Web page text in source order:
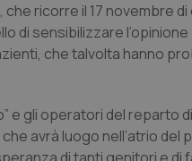
ricorre il 17 novembre
di sensibilizzare
che talvolta hanno
e gli operatori del
avrà luogo nell’atrio del